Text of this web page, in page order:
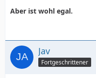
float:left;
Aber ist wohl egal.
Jav
Fortgeschrittener